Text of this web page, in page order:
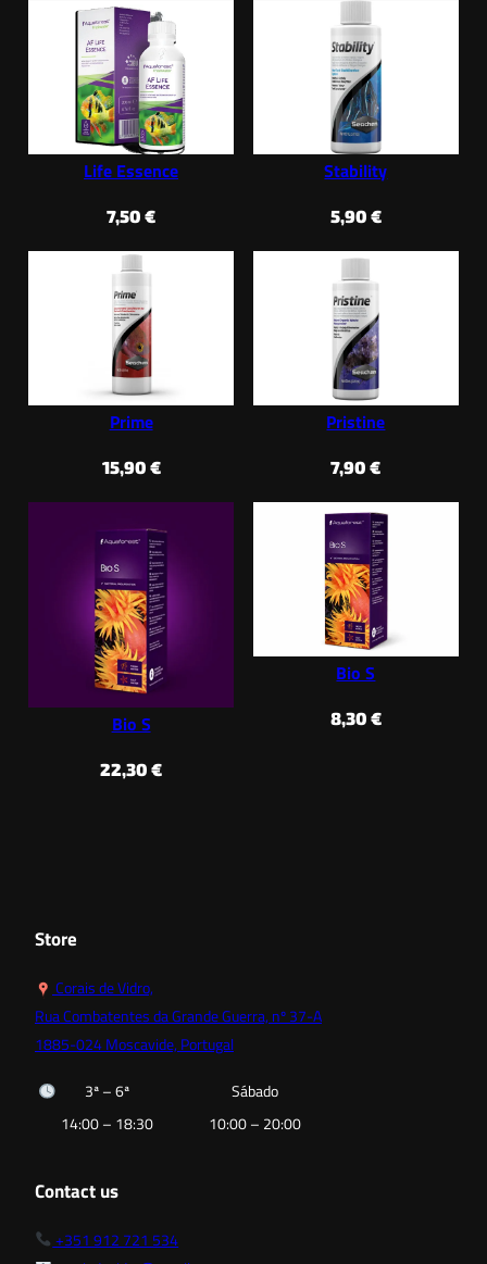
Life Essence
7,50€
Stability
5,90 €
Prime
15,90 €
Pristine
7,90€
Bio S
22,30€
Bio S
8,30 €
Store
Corais de Vidro,
Rua Combatentes da Grande Guerra, nº 37-A
1885-024 Moscavide, Portugal
3ª – 6ª
Sábado
14:00 – 18:30
10:00 – 20:00
Contact us
+351 912 721 534